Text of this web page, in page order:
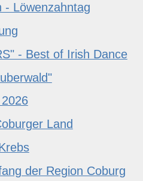
- Löwenzahntag
- Best of Irish Dance
Land
der Region Coburg